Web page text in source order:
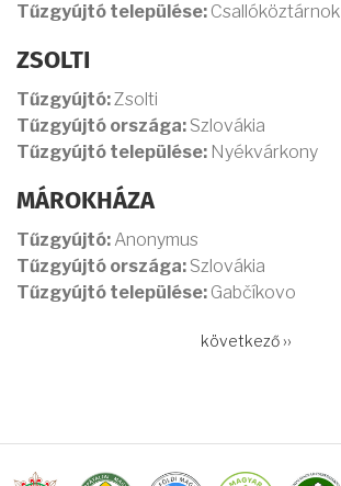
Tűzgyújtó települése: Csallóköztárnok
ZSOLTI
Tűzgyújtó:Zsolti
Tűzgyújtó országa: Szlovákia
Tűzgyújtó települése: Nyékvárkony
MÁROKHÁZA
Tűzgyújtó: Anonymus
Tűzgyújtó országa: Szlovákia
Tűzgyújtó települése: Gabčíkovo
Következő
következő ››